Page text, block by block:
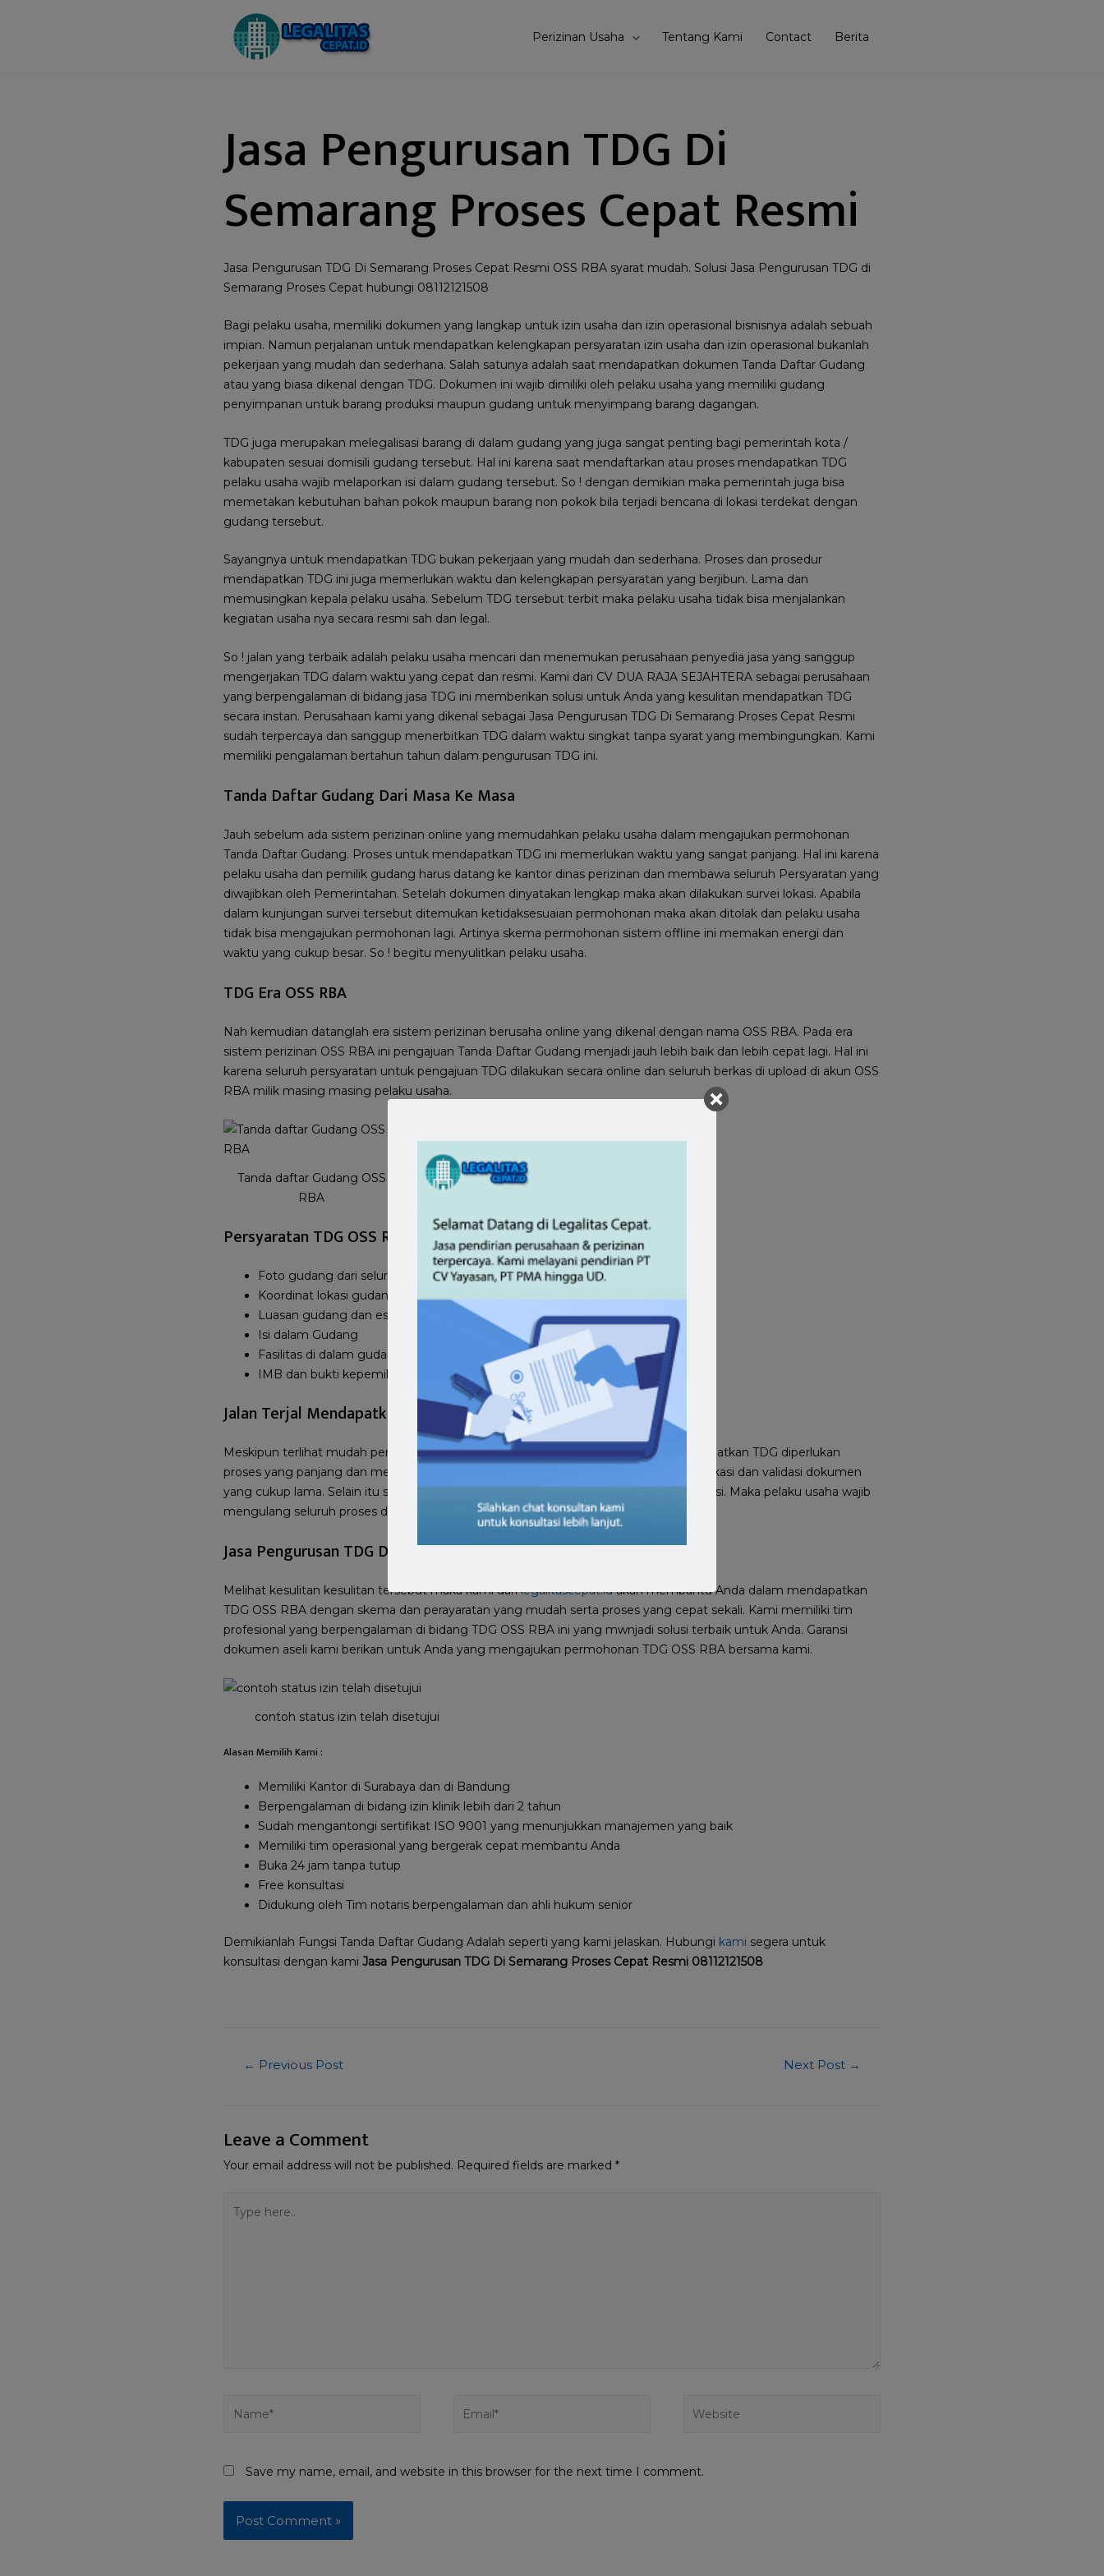
Perizinan Usaha Tentang Kami Contact Berita
Jasa Pengurusan TDG Di
Semarang Proses Cepat Resmi
Jasa Pengurusan TDG Di Semarang Proses Cepat Resmi OSS RBA syarat mudah. Solusi Jasa Pengurusan TDG di
Semarang Proses Cepat hubungi 08112121508
Bagi pelaku usaha, memiliki dokumen yang langkap untuk izin usaha dan izin operasional bisnisnya adalah sebuah
impian. Namun perjalanan untuk mendapatkan kelengkapan persyaratan izin usaha dan izin operasional bukanlah
pekerjaan yang mudah dan sederhana. Salah satunya adalah saat mendapatkan dokumen Tanda Daftar Gudang
atau yang biasa dikenal dengan TDG. Dokumen ini wajib dimiliki oleh pelaku usaha yang memiliki gudang
penyimpanan untuk barang produksi maupun gudang untuk menyimpang barang dagangan.
TDG juga merupakan melegalisasi barang di dalam gudang yang juga sangat penting bagi pemerintah kota /
kabupaten sesuai domisili gudang tersebut. Hal ini karena saat mendaftarkan atau proses mendapatkan TDG
pelaku usaha wajib melaporkan isi dalam gudang tersebut. So ! dengan demikian maka pemerintah juga bisa
memetakan kebutuhan bahan pokok maupun barang non pokok bila terjadi bencana di lokasi terdekat dengan
gudang tersebut.
Sayangnya untuk mendapatkan TDG bukan pekerjaan yang mudah dan sederhana. Proses dan prosedur
mendapatkan TDG ini juga memerlukan waktu dan kelengkapan persyaratan yang berjibun. Lama dan
memusingkan kepala pelaku usaha. Sebelum TDG tersebut terbit maka pelaku usaha tidak bisa menjalankan
kegiatan usaha nya secara resmi sah dan legal.
So ! jalan yang terbaik adalah pelaku usaha mencari dan menemukan perusahaan penyedia jasa yang sanggup
mengerjakan TDG dalam waktu yang cepat dan resmi. Kami dari CV DUA RAJA SEJAHTERA sebagai perusahaan
yang berpengalaman di bidang jasa TDG ini memberikan solusi untuk Anda yang kesulitan mendapatkan TDG
secara instan. Perusahaan kami yang dikenal sebagai Jasa Pengurusan TDG Di Semarang Proses Cepat Resmi
sudah terpercaya dan sanggup menerbitkan TDG dalam waktu singkat tanpa syarat yang membingungkan. Kami
memiliki pengalaman bertahun tahun dalam pengurusan TDG ini.
Tanda Daftar Gudang Dari Masa Ke Masa
Jauh sebelum ada sistem perizinan online yang memudahkan pelaku usaha dalam mengajukan permohonan
Tanda Daftar Gudang. Proses untuk mendapatkan TDG ini memerlukan waktu yang sangat panjang. Hal ini karena
pelaku usaha dan pemilik gudang harus datang ke kantor dinas perizinan dan membawa seluruh Persyaratan yang
diwajibkan oleh Pemerintahan. Setelah dokumen dinyatakan lengkap maka akan dilakukan survei lokasi. Apabila
dalam kunjungan survei tersebut ditemukan ketidaksesuaian permohonan maka akan ditolak dan pelaku usaha
tidak bisa mengajukan permohonan lagi. Artinya skema permohonan sistem offline ini memakan energi dan
waktu yang cukup besar. So ! begitu menyulitkan pelaku usaha.
TDG Era OSS RBA
Nah kemudian datanglah era sistem perizinan berusaha online yang dikenal dengan nama OSS RBA. Pada era
sistem perizinan OSS RBA ini pengajuan Tanda Daftar Gudang menjadi jauh lebih baik dan lebih cepat lagi. Hal ini
karena seluruh persyaratan untuk pengajuan TDG dilakukan secara online dan seluruh berkas di upload di akun OSS
RBA milik masing masing pelaku usaha.
Tanda daftar Gudang OSS
RBA
Persyaratan TDG OSS RBA
Foto gudang dari seluruh sisi
Koordinat lokasi gudang
Luasan gudang dan estimasi daya tampung gudang
Isi dalam Gudang
Fasilitas di dalam gudang
IMB dan bukti kepemilikan Gudang
Jalan Terjal Mendapatkan TDG OSS RBA
Meskipun terlihat mudah persyaratan TDG namun pada kenyataan nya untuk mendapatkan TDG diperlukan
proses yang panjang dan melelahkan. Hal ini karena waktu tunggu pemeriksaan verifikasi dan validasi dokumen
yang cukup lama. Selain itu setelah menunggu verifikasi dan validasi data dan ada revisi. Maka pelaku usaha wajib
mengulang seluruh proses dari awal.
Jasa Pengurusan TDG Di Semarang Proses Cepat Resmi
Melihat kesulitan kesulitan tersebut maka kami darilegalitascepat.idakan membantu Anda dalam mendapatkan
TDG OSS RBA dengan skema dan perayaratan yang mudah serta proses yang cepat sekali. Kami memiliki tim
profesional yang berpengalaman di bidang TDG OSS RBA ini yang mwnjadi solusi terbaik untuk Anda. Garansi
dokumen aseli kami berikan untuk Anda yang mengajukan permohonan TDG OSS RBA bersama kami.
contoh status izin telah disetujui
Alasan Memilih Kami :
Memiliki Kantor di Surabaya dan di Bandung
Berpengalaman di bidang izin klinik lebih dari 2 tahun
Sudah mengantongi sertifikat ISO 9001 yang menunjukkan manajemen yang baik
Memiliki tim operasional yang bergerak cepat membantu Anda
Buka 24 jam tanpa tutup
Free konsultasi
Didukung oleh Tim notaris berpengalaman dan ahli hukum senior
Demikianlah Fungsi Tanda Daftar Gudang Adalah seperti yang kami jelaskan. Hubungi kami segera untuk
konsultasi dengan kami Jasa Pengurusan TDG Di Semarang Proses Cepat Resmi 08112121508
← Previous Post Next Post →
Leave a Comment
Your email address will not be published. Required fields are marked *
Save my name, email, and website in this browser for the next time I comment.